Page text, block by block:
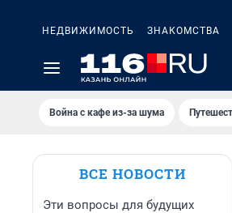
НЕДВИЖИМОСТЬ ЗНАКОМСТВА
Война с кафе из-за шума
ВСЕ НОВОСТИ
Эти вопросы для будущих